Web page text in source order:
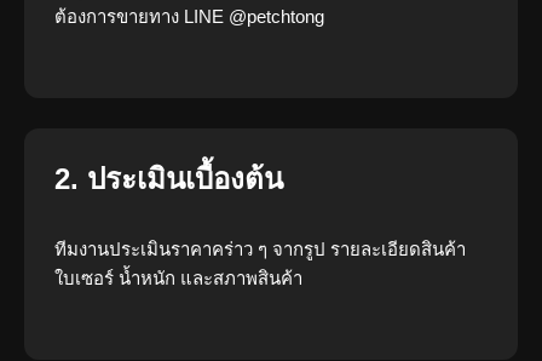
ต้องการขายทาง LINE @petchtong
2. ประเมินเบื้องต้น
ทีมงานประเมินราคาคร่าว ๆ จากรูป รายละเอียดสินค้า
ใบเซอร์ น้ำหนัก และสภาพสินค้า